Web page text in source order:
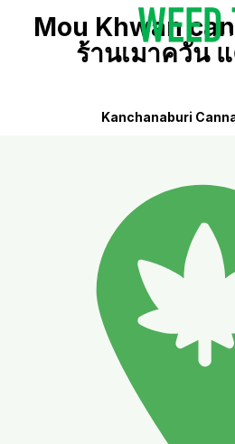
Mou Khwan
ร้านเมาควัน
Kanchanaburi